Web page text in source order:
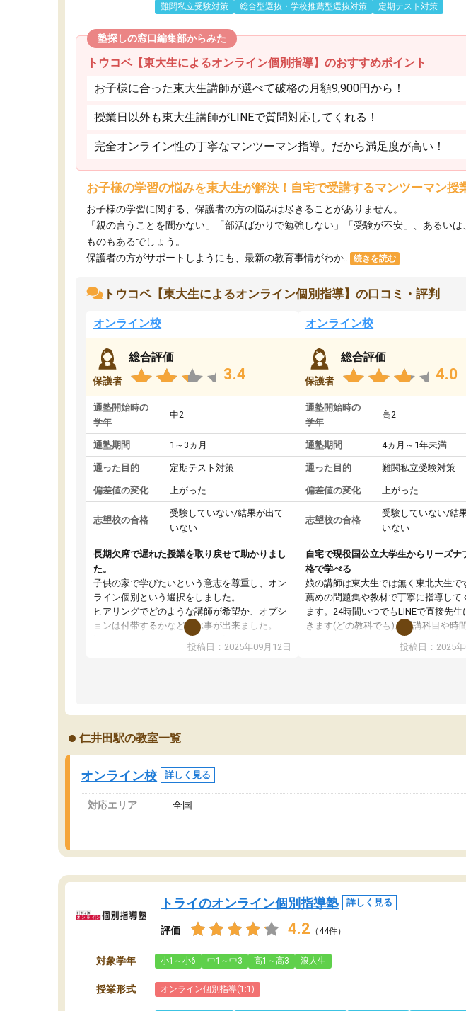
難関私立受験対策
総合型選抜・学校推薦型選抜対策 定期テスト対策
塾探しの窓口編集部からみた
トウコベ【東大生によるオンライン個別指導】のおすすめポイント
お子様に合った東大生講師が選べて破格の月額9,900円から！
授業日以外も東大生講師がLINEで質問対応してくれる！
完全オンライン性の丁寧なマンツーマン指導。だから満足度が高い！
お子様の学習の悩みを東大生が解決！自宅で受講するマンツーマン授
お子様の学習に関する、保護者の方の悩みは尽きることがありません。
「親の言うことを聞かない」「部活ばかりで勉強しない」「受験が不安」、あるい
ものもあるでしょう。
保護者の方がサポートしようにも、最新の教育事情がわか...
続きを読む
トウコベ【東大生によるオンライン個別指導】の口コミ・評判
オンライン校
保護者
総合評価
3.4
通塾開始時の
学年
中2
通塾期間 1～3ヵ月
通った目的 定期テスト対策
偏差値の変化 上がった
志望校の合格
受験していない/結果が出て
いない
長期欠席で遅れた授業を取り戻せて助かりまし
た。
子供の家で学びたいという意志を尊重し、オン
ライン個別という選択をしました。
ヒアリングでどのような講師が希望か、オプシ
ョンは付帯するかなど選ぶ事が出来ました。
講師とのマッチング後講師との初回ミーティン
グを行い、その講師で良いか他の講師を希望す
オンラインツールを使用した単語帳の共有があ
り宿題もそちらで出される形でした。
2ヶ月で担当講師の方がお辞めになると言う事で
講師変更の申し出があり、あまりに短期での変
更だった為、塾に通う事にして退会しました。
遅れも取り戻せ、授業内容や講師の方は良かっ
投稿日：2025年09月12日
オンライン校
保護者
総合評価
4.0
通塾開始時の
学年
高2
通塾期間 4ヵ月～1年未満
通った目的 難関私立受験対策
偏差値の変化 上がった
志望校の合格
受験していない/結
いない
自宅で現役国公立大学生からリーズナ
格で学べる
娘の講師は東大生では無く東北大生で
薦めの問題集や教材で丁寧に指導して
ます。24時間いつでもLINEで直接先生
きます(どの教科でも)。受講科目や時
に決めれるので、個人に合った勉強が
思います。カリキュラム相談みたいな
ます。講師も合わなければチェンジで
投稿日：2025
仁井田駅の教室一覧
オンライン校 詳しく見る
対応エリア 全国
トライのオンライン個別指導塾 詳しく見る
評価 4.2 （44件）
対象学年 小1～小6 中1～中3 高1～高3 浪人生
授業形式 オンライン個別指導(1:1)